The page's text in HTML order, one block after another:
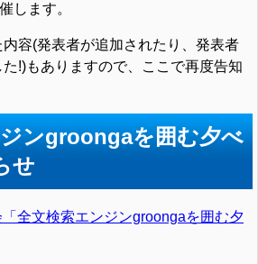
します。
容(発表者が追加されたり、発表者
!)もありますので、ここで再度告知
ンgroongaを囲む夕べ
せ
全文検索エンジンgroongaを囲む夕